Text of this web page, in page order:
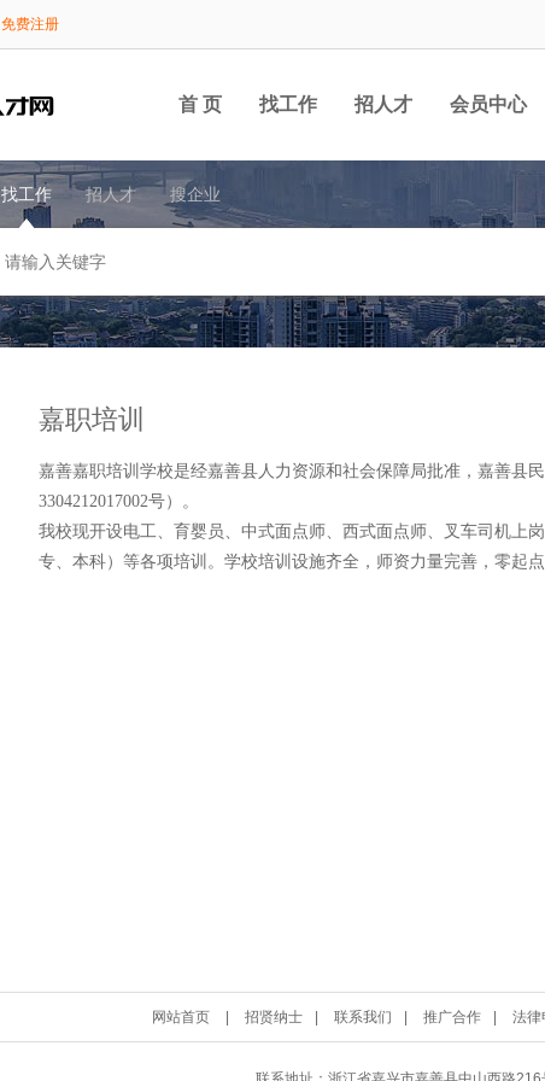
免费注册
首 页 找工作 招人才 会员中心
找工作 招人才 搜企业
嘉职培训
嘉善嘉职培训学校是经嘉善县人力资源和社会保障局批准，嘉善县
3304212017002号）。
我校现开设电工、育婴员、中式面点师、西式面点师、叉车司机上
专、本科）等各项培训。学校培训设施齐全，师资力量完善，零起
网站首页 招贤纳士 联系我们 推广合作 法律